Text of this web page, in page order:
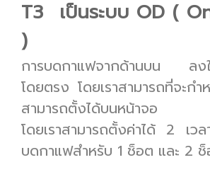
T3 เป็นระบบ OD (
)
การบดกาแฟจากด้านบน ลง
โดยตรง โดยเราสามารถที่จะก
สามารถตั้งได้บนหน้าจอ
โดยเราสามารถตั้งค่าได้ 2 เวล
บดกาแฟสำหรับ 1 ช็อต และ 2